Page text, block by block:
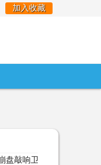
加入收藏
盘敲响卫冕警钟